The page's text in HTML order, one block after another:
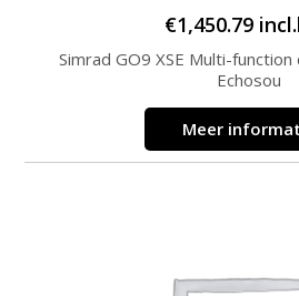
€1,450.79
Simrad GO9 XSE Multi-
Echosou
Meer